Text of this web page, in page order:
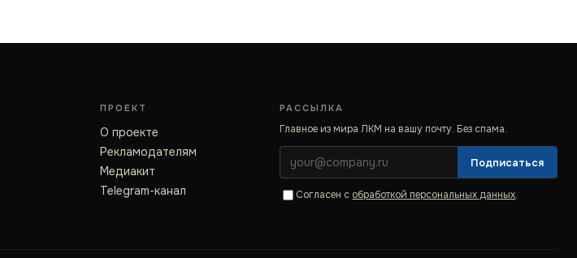
ПРОЕКТ
О проекте
Рекламодателям
Медиакит
Telegram-канал
РАССЫЛКА
Главное из мира ЛКМ на вашу почту. Без спама.
Подписаться
Согласен с обработкой персональных данных.